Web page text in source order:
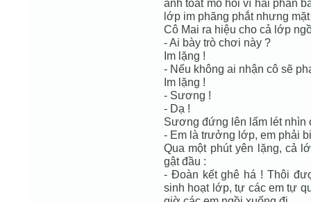
anh toát mồ hôi vì hai phần
lớp im phăng phắt nhưng
Cô Mai ra hiệu cho cả lớp
- Ai bày trò chơi này ?
Im lặng !
- Nếu không ai nhận cô sẽ
Im lặng !
- Sương !
- Dạ !
Sương đứng lên lấm lét nhìn
- Em là trưởng lớp, em phải
Qua một phút yên lặng, cả
gật đầu :
- Đoàn kết ghê há ! Thôi
sinh hoạt lớp, tự các em tự